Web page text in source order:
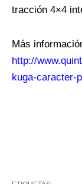
tracción 4×4
Más
http://
kuga-caracter-